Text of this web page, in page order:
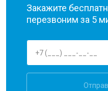
Закажите
перезвоним за 5